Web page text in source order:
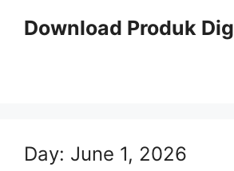
Download Produk
Day: June 1, 2026